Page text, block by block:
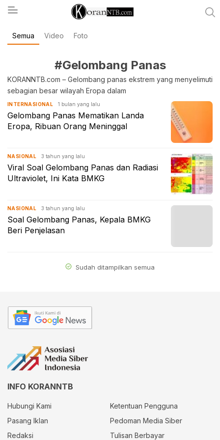
koranntb.com
Semua Video Foto
#Gelombang Panas
KORANNTB.com – Gelombang panas ekstrem yang menyelimuti
sebagian besar wilayah Eropa dalam
INTERNASIONAL 1 bulan yang lalu
Gelombang Panas Mematikan Landa
Eropa, Ribuan Orang Meninggal
NASIONAL 3 tahun yang lalu
Viral Soal Gelombang Panas dan Radiasi
Ultraviolet, Ini Kata BMKG
NASIONAL 3 tahun yang lalu
Soal Gelombang Panas, Kepala BMKG
Beri Penjelasan
Sudah ditampilkan semua
INFO KORANNTB
Hubungi Kami
Ketentuan Pengguna
Pasang Iklan
Pedoman Media Siber
Redaksi
Tulisan Berbayar